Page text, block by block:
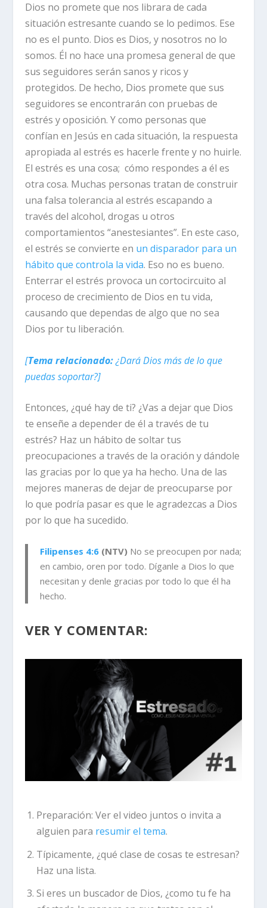
Dios no promete que nos librara de cada
situación estresante cuando se lo pedimos. Ese
no es el punto. Dios es Dios, y nosotros no lo
somos. Él no hace una promesa general de que
sus seguidores serán sanos y ricos y
protegidos. De hecho, Dios promete que sus
seguidores se encontrarán con pruebas de
estrés y oposición. Y como personas que
confían en Jesús en cada situación, la respuesta
apropiada al estrés es hacerle frente y no huirle.
El estrés es una cosa; cómo respondes a él es
otra cosa. Muchas personas tratan de construir
una falsa tolerancia al estrés escapando a
través del alcohol, drogas u otros
comportamientos “anestesiantes”. En este caso,
el estrés se convierte en un disparador para un
hábito que controla la vida. Eso no es bueno.
Enterrar el estrés provoca un cortocircuito al
proceso de crecimiento de Dios en tu vida,
causando que dependas de algo que no sea
Dios por tu liberación.
[Tema relacionado:¿Dará Dios más de lo que
puedas soportar?]
Entonces, ¿qué hay de ti? ¿Vas a dejar que Dios
te enseñe a depender de él a través de tu
estrés? Haz un hábito de soltar tus
preocupaciones a través de la oración y dándole
las gracias por lo que ya ha hecho. Una de las
mejores maneras de dejar de preocuparse por
lo que podría pasar es que le agradezcas a Dios
por lo que ha sucedido.
Filipenses 4:6 (NTV) No se preocupen por nada;
en cambio, oren por todo. Díganle a Dios lo que
necesitan y denle gracias por todo lo que él ha
hecho.
VER Y COMENTAR:
Preparación: Ver el video juntos o invita a
alguien para resumir el tema.
Típicamente, ¿qué clase de cosas te estresan?
Haz una lista.
Si eres un buscador de Dios, ¿como tu fe ha